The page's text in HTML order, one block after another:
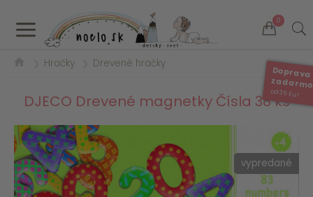
a 0
Doprava
od 35 Eur
Hračky Drevené hračky
DJECO Drevené magnetky Čísla 38 ks
vypredané